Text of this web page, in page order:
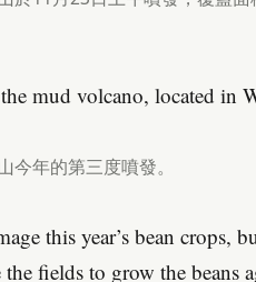
mud volcano, located in
年的第三度噴發。
this year’s bean crops,
fields to grow the beans